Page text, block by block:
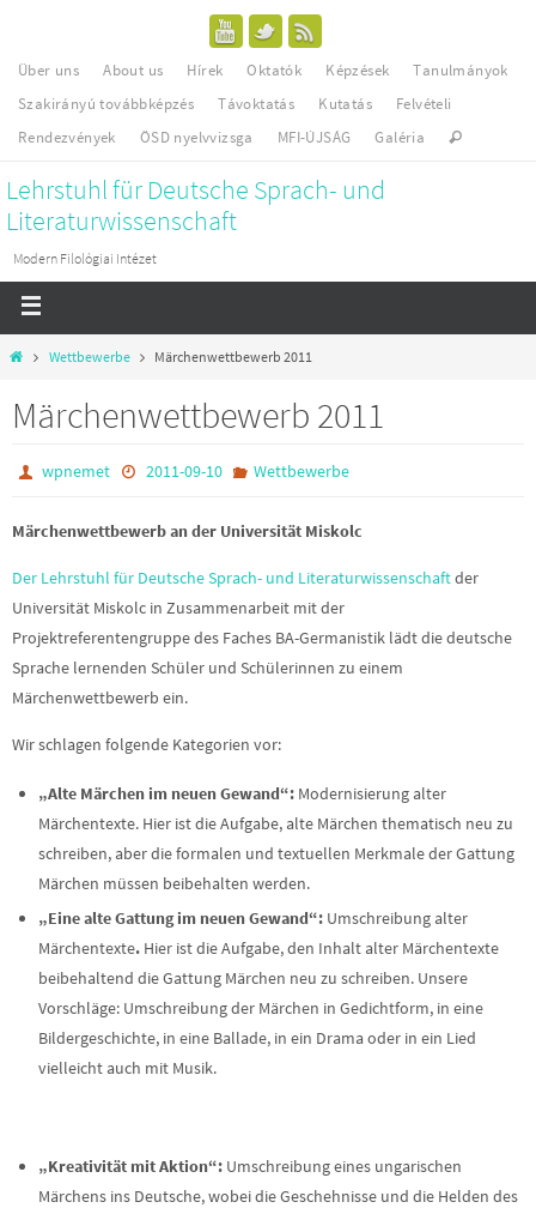
Über uns About us Hírek Oktatók Képzések
Tanulmányok
Szakirányú továbbképzés
Távoktatás Kutatás
Felvételi
Rendezvények
ÖSD nyelvvizsga MFI-ÚJSÁG Galéria
Lehrstuhl für Deutsche Sprach- und
Literaturwissenschaft
Modern Filológiai Intézet
Wettbewerbe Märchenwettbewerb 2011
Märchenwettbewerb 2011
wpnemet 2011-09-10 Wettbewerbe
Märchenwettbewerb an der Universität Miskolc
Der Lehrstuhl für Deutsche Sprach- und Literaturwissenschaftder
Universität Miskolc in Zusammenarbeit mit der
Projektreferentengruppe des Faches BA-Germanistik lädt die deutsche
Sprache lernenden Schüler und Schülerinnen zu einem
Märchenwettbewerb ein.
Wir schlagen folgende Kategorien vor:
„Alte Märchen im neuen Gewand“: Modernisierung alter
Märchentexte. Hier ist die Aufgabe, alte Märchen thematisch neu zu
schreiben, aber die formalen und textuellen Merkmale der Gattung
Märchen müssen beibehalten werden.
„Eine alte Gattung im neuen Gewand“: Umschreibung alter
Märchentexte. Hier ist die Aufgabe, den Inhalt alter Märchentexte
beibehaltend die Gattung Märchen neu zu schreiben. Unsere
Vorschläge: Umschreibung der Märchen in Gedichtform, in eine
Bildergeschichte, in eine Ballade, in ein Drama oder in ein Lied
vielleicht auch mit Musik.
„Kreativität mit Aktion“: Umschreibung eines ungarischen
Märchens ins Deutsche, wobei die Geschehnisse und die Helden des